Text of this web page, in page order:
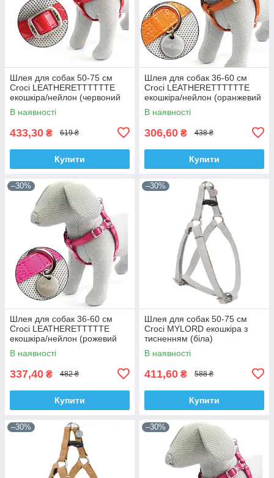
Шлея для собак 50-75 см
Croci LEATHERETTTTTTE
екошкіра/нейлон (червоний
лак)
В наявності
433,30 ₴ 619 ₴
Купити
Шлея для собак 36-60 см
Croci LEATHERETTTTTTE
екошкіра/нейлон (оранжевий
лак)
В наявності
306,60 ₴ 438 ₴
Купити
–30%
Шлея для собак 36-60 см
Croci LEATHERETTTTTE
екошкіра/нейлон (рожевий
лак)
В наявності
337,40 ₴ 482 ₴
Купити
–30%
Шлея для собак 50-75 см
Croci MYLORD екошкіра з
тисненням (біла)
В наявності
411,60 ₴ 588 ₴
Купити
–30% –30%